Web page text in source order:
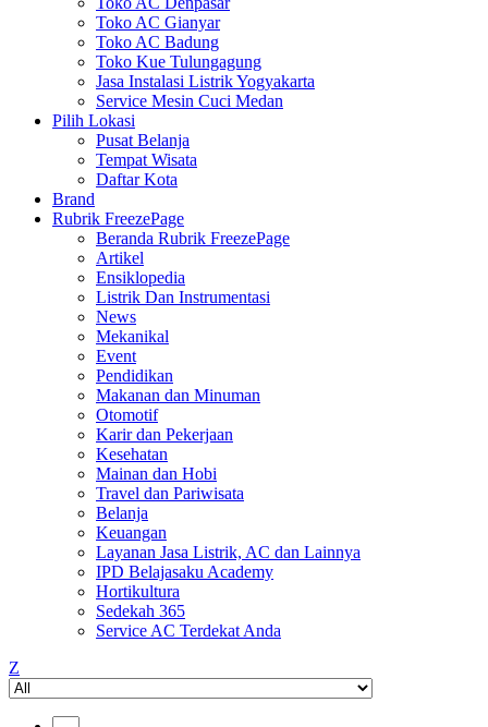
Toko AC Gianyar
Toko AC Badung
Toko Kue Tulungagung
Jasa Instalasi Listrik Yogyakarta
Service Mesin Cuci Medan
Pilih Lokasi
Pusat Belanja
Tempat Wisata
Daftar Kota
Brand
Rubrik FreezePage
Beranda Rubrik FreezePage
Artikel
Ensiklopedia
Listrik Dan Instrumentasi
News
Mekanikal
Event
Pendidikan
Makanan dan Minuman
Otomotif
Karir dan Pekerjaan
Kesehatan
Mainan dan Hobi
Travel dan Pariwisata
Belanja
Keuangan
Layanan Jasa Listrik, AC dan Lainnya
IPD Belajasaku Academy
Hortikultura
Sedekah 365
Service AC Terdekat Anda
Z